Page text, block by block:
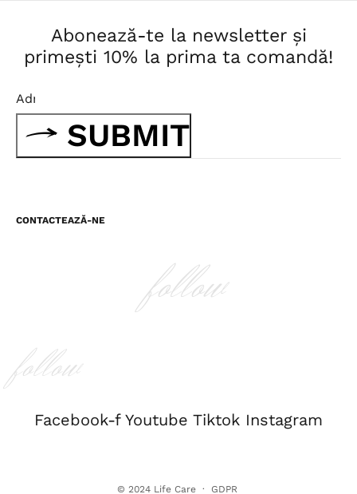
Abonează-te la newsletter și
primești 10% la prima ta comandă!
SUBMIT
CONTACTEAZĂ-NE
follow
follow
Facebook-f Youtube Tiktok Instagram
© 2024 Life Care· GDPR